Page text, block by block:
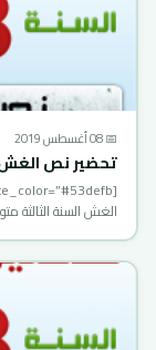
📅 08 أغسطس 2019
تحضير نص الغش
الغش السنة الثالثة